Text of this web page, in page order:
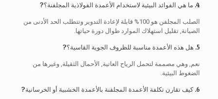
4. ما هي الفوائد البيئية لاستخدام الأعمدة الفولاذية المجلفنة؟?
الصلب المجلفن هو 100% قابلة لإعادة التدوير وتتطلب الحد الأدنى من
الصيانة, تقليل استهلاك الموارد طوال دورة حياتها.
5. هل هذه الأعمدة مناسبة للظروف الجوية القاسية؟?
نعم, وهي مصممة لتحمل الرياح العاتية, الأحمال الثقيلة, وغيرها من
الضغوط البيئية.
6. كيف تقارن تكلفة الأعمدة المجلفنة بالأعمدة الخشبية أو الخرسانية?